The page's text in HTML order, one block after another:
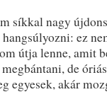
síkkal nagy
ez
útja lenne, amit
de
egyesek, akár